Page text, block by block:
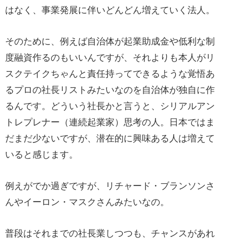
はなく、事業発展に伴いどんどん増えていく法人。
そのために、例えば自治体が起業助成金や低利な制
度融資作るのもいいんですが、それよりも本人がリ
スクテイクちゃんと責任持ってできるような覚悟あ
るプロの社長リストみたいなのを自治体が独自に作
るんです。どういう社長かと言うと、シリアルアン
トレプレナー（連続起業家）思考の人。日本ではま
だまだ少ないですが、潜在的に興味ある人は増えて
いると感じます。
例えがでか過ぎですが、リチャード・ブランソンさ
んやイーロン・マスクさんみたいなの。
普段はそれまでの社長業しつつも、チャンスがあれ